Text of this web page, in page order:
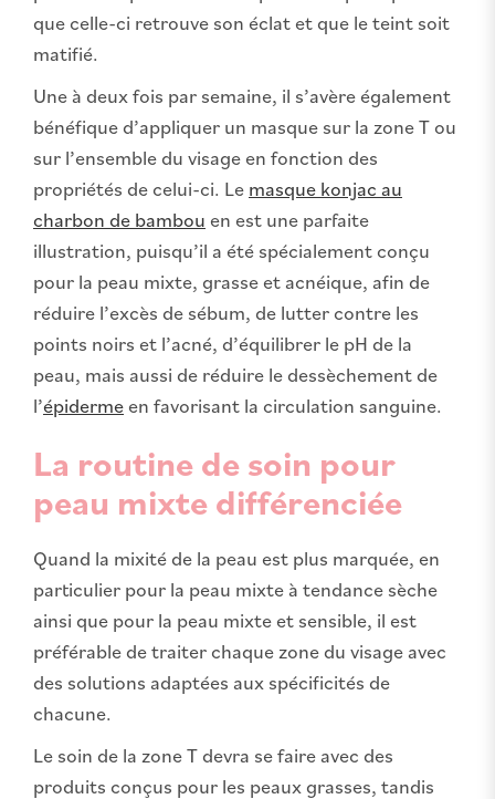
que celle-ci retrouve son éclat et que le teint soit
matifié.
Une à deux fois par semaine, il s’avère également
bénéfique d’appliquer un masque sur la zone T ou
sur l’ensemble du visage en fonction des
propriétés de celui-ci. Le masque konjac au
charbon de bambou en est une parfaite
illustration, puisqu’il a été spécialement conçu
pour la peau mixte, grasse et acnéique, afin de
réduire l’excès de sébum, de lutter contre les
points noirs et l’acné, d’équilibrer le pH de la
peau, mais aussi de réduire le dessèchement de
l’épidermeen favorisant la circulation sanguine.
La routine de soin pour
peau mixte différenciée
Quand la mixité de la peau est plus marquée, en
particulier pour la peau mixte à tendance sèche
ainsi que pour la peau mixte et sensible, il est
préférable de traiter chaque zone du visage avec
des solutions adaptées aux spécificités de
chacune.
Le soin de la zone T devra se faire avec des
produits conçus pour les peaux grasses, tandis